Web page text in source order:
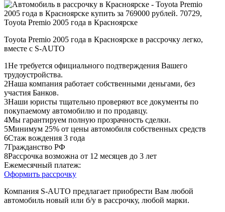
Toyota Premio 2005 года в Красноярске в рассрочку легко,
вместе с S-AUTO
1Не требуется официального подтверждения Вашего
трудоустройства.
2Наша компания работает собственными деньгами, без
участия Банков.
3Наши юристы тщательно проверяют все документы по
покупаемому автомобилю и по продавцу.
4Мы гарантируем полную прозрачность сделки.
5Минимум 25% от цены автомобиля собственных средств
6Стаж вождения 3 года
7Гражданство РФ
8Рассрочка возможна от 12 месяцев до 3 лет
Ежемесячный платеж:
Оформить рассрочку
Компания S-AUTO предлагает приобрести Вам любой
автомобиль новый или б/у в рассрочку, любой марки.